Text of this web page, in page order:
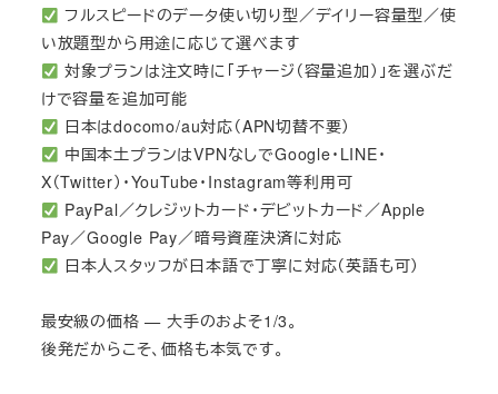
フルスピードのデータ使い切り型／デイリー容量型／使
い放題型から用途に応じて選べます
対象プランは注文時に「チャージ（容量追加）」を選ぶだ
けで容量を追加可能
日本はdocomo/au対応（APN切替不要）
中国本土プランはVPNなしでGoogle・LINE・
X（Twitter）・YouTube・Instagram等利用可
PayPal／クレジットカード・デビットカード／Apple
Pay／Google Pay／暗号資産決済に対応
日本人スタッフが日本語で丁寧に対応（英語も可）
最安級の価格 — 大手のおよそ1/3。
後発だからこそ、価格も本気です。